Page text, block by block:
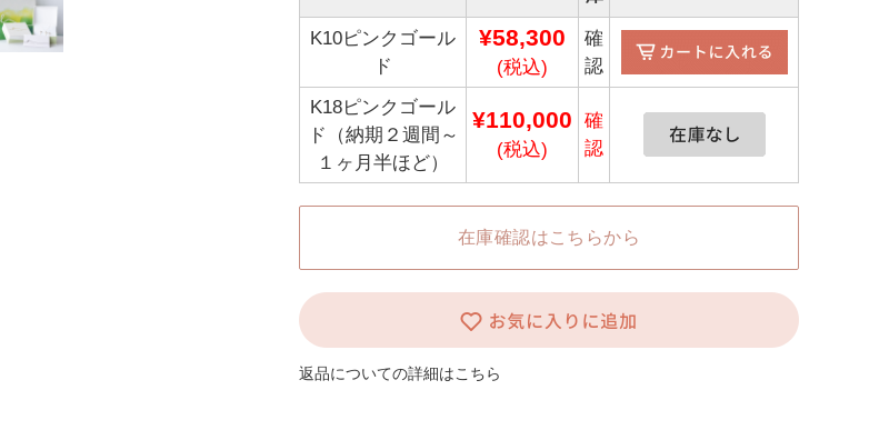
K10ピンクゴール
ド
¥58,300
(税込)
確
認
K18ピンクゴール
ド（納期２週間～
１ヶ月半ほど）
¥110,000
(税込)
確
認
在庫確認はこちらから
返品についての詳細はこちら